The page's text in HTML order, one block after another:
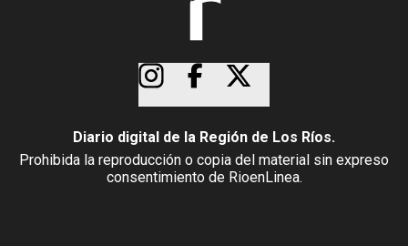
Diario digital de la Región de Los Ríos.
Prohibida la reproducción o copia del material sin expreso
consentimiento de RioenLinea.